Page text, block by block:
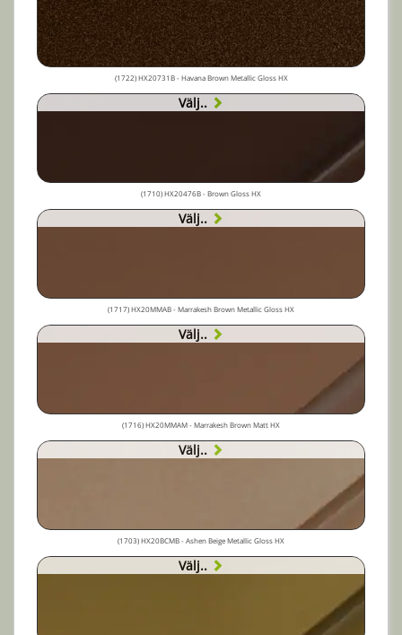
(1722) HX20731B - Havana Brown Metallic Gloss HX
Välj..
(1710) HX20476B - Brown Gloss HX
Välj..
(1717) HX20MMAB - Marrakesh Brown Metallic Gloss HX
Välj..
(1716) HX20MMAM - Marrakesh Brown Matt HX
Välj..
(1703) HX20BCMB - Ashen Beige Metallic Gloss HX
Välj..